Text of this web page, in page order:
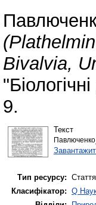
Bivalvia,
9.
Текст
Тип ресурсу: Стаття
Класифікатор: Q